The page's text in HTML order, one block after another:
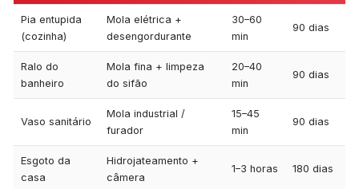
Pia entupida
(cozinha)
Mola elétrica +
desengordurante
30–60
min
90 dias
Ralo do
banheiro
Mola fina + limpeza
do sifão
20–40
min
90 dias
Vaso sanitário
Mola industrial /
furador
15–45
min
90 dias
Esgoto da
casa
Hidrojateamento +
câmera
1–3 horas 180 dias